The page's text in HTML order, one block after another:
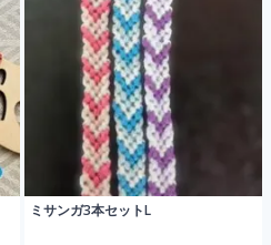
ミサンガ3本セットL